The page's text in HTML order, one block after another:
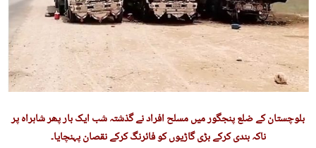
بلوچستان کے ضلع پنجگور میں مسلح افراد نے گذشتہ شب ایک بار پھر شاہراہ پر
ناکہ بندی کرکے بڑی گاڑیوں کو فائرنگ کرکے نقصان پہنچایا۔